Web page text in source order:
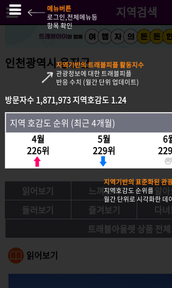
지역검색
인천광역시 옹진군
방문자수 1,871,973지역호감도 1.24
지역호감도 순위 (최근 4개월)
4월
226위
5월
229위
6
읽어보기 느껴보기 알
둘러보기
즐겨보기 다
트래블아울렛 상품 전
읽어보기
방문자수 1,871,973지역호감도 1.24
지역 호감도 순위 (최근 4개월)
4월
226위
5월
229위
6
메뉴버튼
로그인,전체메뉴등
항목 확인
지역기반의 트래블피플 활동지수
관광정보에 대한 트래블피플
반응 수치 (월간 단위 업데이트)
지역기반의 표준화된 관
지역호감도 순위를
월간 단위로 시각화한 데